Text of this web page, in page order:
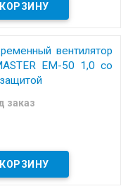
вeнтилятop
EM-50 1,0 co
заказ